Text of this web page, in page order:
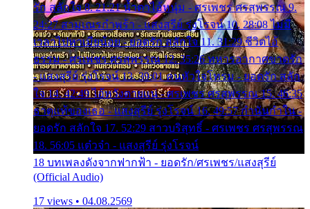
รัก สลักใจ 8. 21:21 น้ำตาไอ้หนุ่ม - ศรเพชร ศรสุพรรณ 9.
24:27 สามเณรกำพร้า - แสงสุรีย์ รุ่งโรจน์ 10. 28:08 ไม่มี
เวลาไปหาเมียน้อย - ยอดรัก สลักใจ 11. 31:29 ชีวิตไอ้
ธรรม - ศรเพชร ศรสุพรรณ 12. 35:26 ทหารอากาศขาดรัก
- แสงสุรีย์ รุ่งโรจน์ 13. 39:01 คนหัวใจโทรม - ยอดรัก สลัก
ใจ 14. 42:49 ไอ้หวังตายแน่ - ศรเพชร ศรสุพรรณ 15. 46:35
ธาตุแท้ของเธอ - แสงสุรีย์ รุ่งโรจน์ 16. 49:57 กำนันกำใน -
ยอดรัก สลักใจ 17. 52:29 สาวบริสุทธิ์ - ศรเพชร ศรสุพรรณ
18. 56:05 แต๋วจ๋า - แสงสุรีย์ รุ่งโรจน์
18 บทเพลงดังจากฟากฟ้า - ยอดรัก/ศรเพชร/แสงสุรีย์
(Official Audio)
17 views • 04.08.2569